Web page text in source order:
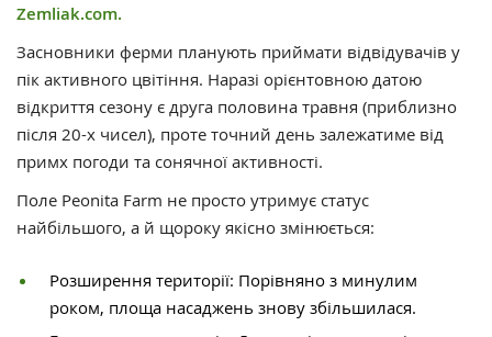
Zemliak.com.
Засновники ферми планують приймати відвідувачів у
пік активного цвітіння. Наразі орієнтовною датою
відкриття сезону є друга половина травня (приблизно
після 20-х чисел), проте точний день залежатиме від
примх погоди та сонячної активності.
Поле Peonita Farm не просто утримує статус
найбільшого, а й щороку якісно змінюється:
Розширення території: Порівняно з минулим
роком, площа насаджень знову збільшилася.